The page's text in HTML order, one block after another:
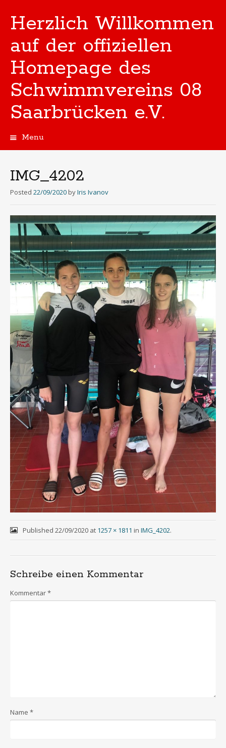
Herzlich Willkommen
auf der offiziellen
Homepage des
Schwimmvereins 08
Saarbrücken e.V.
Menu
IMG_4202
Posted 22/09/2020 byIris Ivanov
Published 22/09/2020at 1257 × 1811 in IMG_4202.
Schreibe einen Kommentar
Kommentar*
Name *